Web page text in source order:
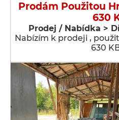
Prodám Použitou
630
Prodej / Nabídka >
Nabízím k prodeji ,
630